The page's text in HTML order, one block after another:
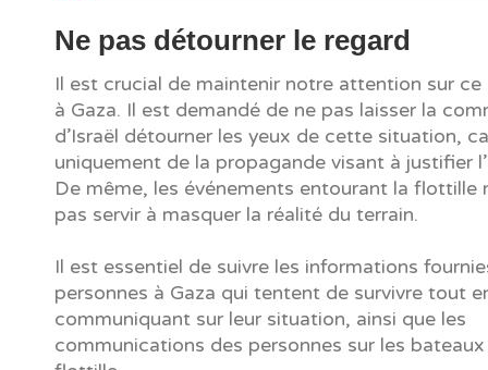
Ne pas détourner le regard
Il est crucial de maintenir notre attention sur ce
à Gaza. Il est demandé de ne pas laisser la
d’Israël détourner les yeux de cette situation,
uniquement de la propagande visant à justifier
De même, les événements entourant la flottille
pas servir à masquer la réalité du terrain.
Il est essentiel de suivre les informations
personnes à Gaza qui tentent de survivre tout
communiquant sur leur situation, ainsi que les
communications des personnes sur les